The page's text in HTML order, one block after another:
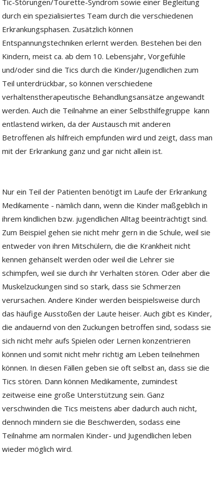
Tic-Störungen/Tourette-Syndrom sowie einer Begleitung
durch ein spezialisiertes Team durch die verschiedenen
Erkrankungsphasen. Zusätzlich können
Entspannungstechniken erlernt werden. Bestehen bei den
Kindern, meist ca. ab dem 10. Lebensjahr, Vorgefühle
und/oder sind die Tics durch die Kinder/Jugendlichen zum
Teil unterdrückbar, so können verschiedene
verhaltenstherapeutische Behandlungsansätze angewandt
werden. Auch die Teilnahme an einer Selbsthilfegruppe kann
entlastend wirken, da der Austausch mit anderen
Betroffenen als hilfreich empfunden wird und zeigt, dass man
mit der Erkrankung ganz und gar nicht allein ist.
Nur ein Teil der Patienten benötigt im Laufe der Erkrankung
Medikamente - nämlich dann, wenn die Kinder maßgeblich in
ihrem kindlichen bzw. jugendlichen Alltag beeinträchtigt sind.
Zum Beispiel gehen sie nicht mehr gern in die Schule, weil sie
entweder von ihren Mitschülern, die die Krankheit nicht
kennen gehänselt werden oder weil die Lehrer sie
schimpfen, weil sie durch ihr Verhalten stören. Oder aber die
Muskelzuckungen sind so stark, dass sie Schmerzen
verursachen. Andere Kinder werden beispielsweise durch
das häufige Ausstoßen der Laute heiser. Auch gibt es Kinder,
die andauernd von den Zuckungen betroffen sind, sodass sie
sich nicht mehr aufs Spielen oder Lernen konzentrieren
können und somit nicht mehr richtig am Leben teilnehmen
können. In diesen Fällen geben sie oft selbst an, dass sie die
Tics stören. Dann können Medikamente, zumindest
zeitweise eine große Unterstützung sein. Ganz
verschwinden die Tics meistens aber dadurch auch nicht,
dennoch mindern sie die Beschwerden, sodass eine
Teilnahme am normalen Kinder- und Jugendlichen leben
wieder möglich wird.